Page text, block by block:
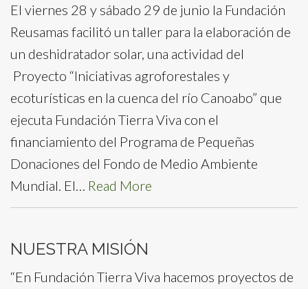
El viernes 28 y sábado 29 de junio la Fundación
Reusamas facilitó un taller para la elaboración de
un deshidratador solar, una actividad del
Proyecto “Iniciativas agroforestales y
ecoturísticas en la cuenca del río Canoabo” que
ejecuta Fundación Tierra Viva con el
financiamiento del Programa de Pequeñas
Donaciones del Fondo de Medio Ambiente
Mundial. El… Read More
NUESTRA MISIÓN
“En Fundación Tierra Viva hacemos proyectos de